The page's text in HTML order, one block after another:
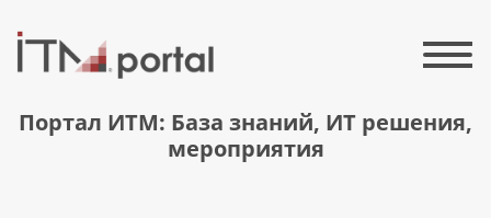
Портал ИТМ: База знаний, ИТ решения,
мероприятия